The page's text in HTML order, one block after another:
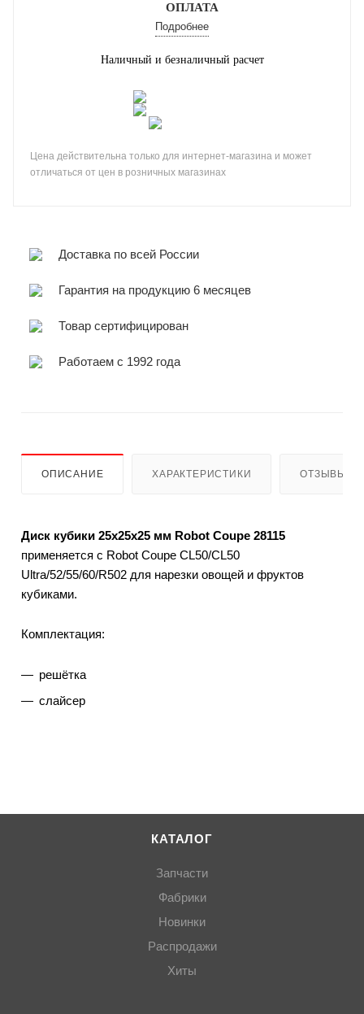
ОПЛАТА
Подробнее
Наличный и безналичный расчет
Цена действительна только для интернет-магазина и может
отличаться от цен в розничных магазинах
Доставка по всей России
Гарантия на продукцию 6 месяцев
Товар сертифицирован
Работаем с 1992 года
ОПИСАНИЕ ХАРАКТЕРИСТИКИ ОТЗЫВЫ
Диск кубики 25х25х25 мм Robot Coupe 28115
применяется с Robot Coupe CL50/CL50
Ultra/52/55/60/R502 для нарезки овощей и фруктов
кубиками.
Комплектация:
решётка
слайсер
КАТАЛОГ
Запчасти
Фабрики
Новинки
Распродажи
Хиты